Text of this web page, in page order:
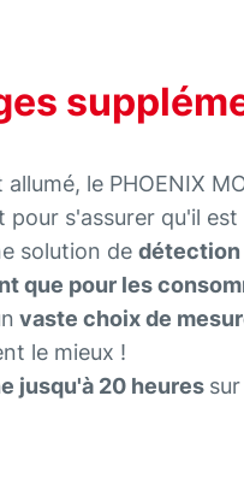
allumé, le PHOENIX
pour s'assurer qu'il est
solution dedétection
que pour les
vaste choix de
le mieux !
jusqu'à 20 heures